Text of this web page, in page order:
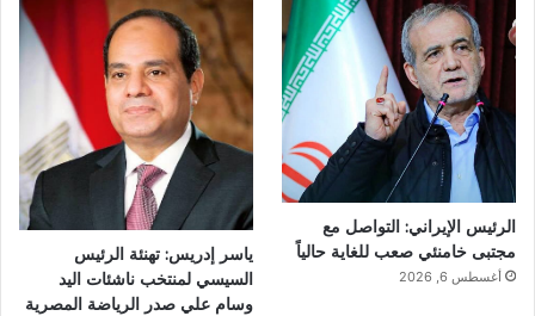
الرئيس الإيراني: التواصل مع
مجتبى خامنئي صعب للغاية حالياً
أغسطس 6, 2026
ياسر إدريس: تهنئة الرئيس
السيسي لمنتخب ناشئات اليد
وسام علي صدر الرياضة المصرية